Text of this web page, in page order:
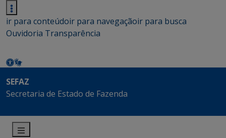
ir para conteúdoir para navegaçãoir para busca
Ouvidoria Transparência
SEFAZ
Secretaria de Estado de Fazenda